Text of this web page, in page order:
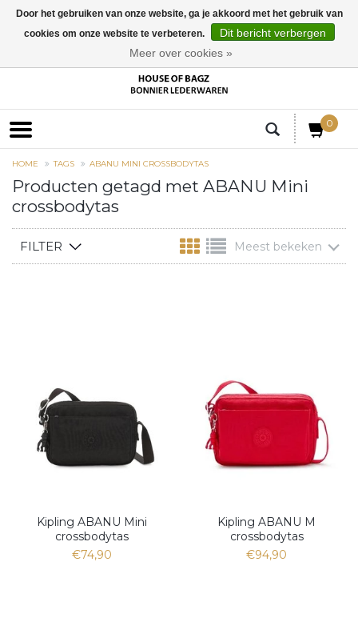
0
HOME TAGS ABANU MINI CROSSBODYTAS
Producten getagd met ABANU Mini
crossbodytas
FILTER Meest bekeken
Kipling ABANU Mini
crossbodytas
€74,90
Kipling ABANU M
crossbodytas
€94,90
Door het gebruiken van onze website, ga je akkoord met het gebruik van
cookies om onze website te verbeteren.
Dit bericht verbergen
Meer over cookies »